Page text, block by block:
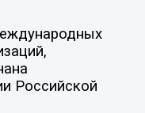
Российской